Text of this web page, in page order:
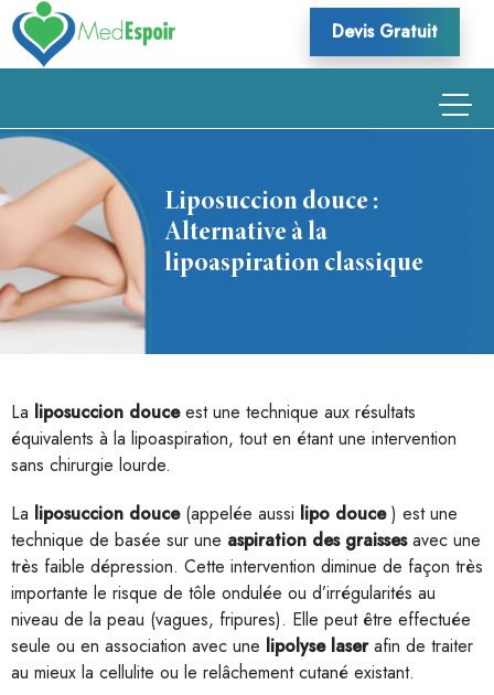
Skip
to
content
Devis Gratuit
Liposuccion douce :
Alternative à la
lipoaspiration classique
La liposuccion douceest une technique aux résultats
équivalents à la lipoaspiration, tout en étant une intervention
sans chirurgie lourde.
La liposuccion douce(appelée aussi lipo douce) est une
technique de basée sur une aspiration des graissesavec une
très faible dépression. Cette intervention diminue de façon très
importante le risque de tôle ondulée ou d’irrégularités au
niveau de la peau (vagues, fripures). Elle peut être effectuée
seule ou en association avec une lipolyse laserafin de traiter
au mieux la cellulite ou le relâchement cutané existant.